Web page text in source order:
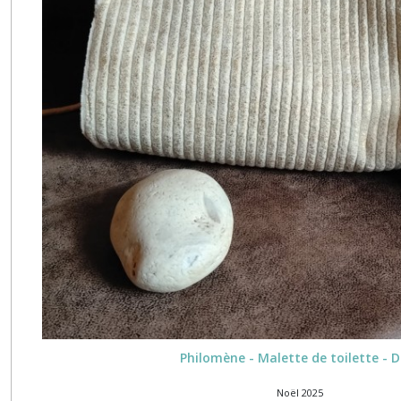
Philomène - Malette de toilette -
Noël 2025